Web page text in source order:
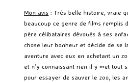
Mon avis : Très belle histoire, vraie
beaucoup ce genre de films remplis
père célibataires dévoués à ses
chose leur bonheur et décide de se
aventure avec eux en achetant un
et n’y connaissant rien il y met tout
pour essayer de sauver le zoo, les